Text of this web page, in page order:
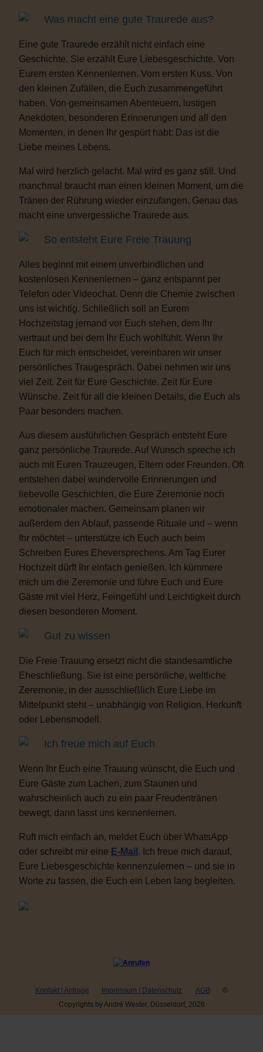
Was macht eine gute Traurede aus?
Eine gute Traurede erzählt nicht einfach eine
Geschichte. Sie erzählt Eure Liebesgeschichte. Von
Eurem ersten Kennenlernen. Vom ersten Kuss. Von
den kleinen Zufällen, die Euch zusammengeführt
haben. Von gemeinsamen Abenteuern, lustigen
Anekdoten, besonderen Erinnerungen und all den
Momenten, in denen Ihr gespürt habt: Das ist die
Liebe meines Lebens.
Mal wird herzlich gelacht. Mal wird es ganz still. Und
manchmal braucht man einen kleinen Moment, um die
Tränen der Rührung wieder einzufangen. Genau das
macht eine unvergessliche Traurede aus.
So entsteht Eure Freie Trauung
Alles beginnt mit einem unverbindlichen und
kostenlosen Kennenlernen – ganz entspannt per
Telefon oder Videochat. Denn die Chemie zwischen
uns ist wichtig. Schließlich soll an Eurem
Hochzeitstag jemand vor Euch stehen, dem Ihr
vertraut und bei dem Ihr Euch wohlfühlt. Wenn Ihr
Euch für mich entscheidet, vereinbaren wir unser
persönliches Traugespräch. Dabei nehmen wir uns
viel Zeit. Zeit für Eure Geschichte. Zeit für Eure
Wünsche. Zeit für all die kleinen Details, die Euch als
Paar besonders machen.
Aus diesem ausführlichen Gespräch entsteht Eure
ganz persönliche Traurede. Auf Wunsch spreche ich
auch mit Euren Trauzeugen, Eltern oder Freunden. Oft
entstehen dabei wundervolle Erinnerungen und
liebevolle Geschichten, die Eure Zeremonie noch
emotionaler machen. Gemeinsam planen wir
außerdem den Ablauf, passende Rituale und – wenn
Ihr möchtet – unterstütze ich Euch auch beim
Schreiben Eures Eheversprechens. Am Tag Eurer
Hochzeit dürft Ihr einfach genießen. Ich kümmere
mich um die Zeremonie und führe Euch und Eure
Gäste mit viel Herz, Feingefühl und Leichtigkeit durch
diesen besonderen Moment.
Gut zu wissen
Die Freie Trauung ersetzt nicht die standesamtliche
Eheschließung. Sie ist eine persönliche, weltliche
Zeremonie, in der ausschließlich Eure Liebe im
Mittelpunkt steht – unabhängig von Religion, Herkunft
oder Lebensmodell.
Ich freue mich auf Euch
Wenn Ihr Euch eine Trauung wünscht, die Euch und
Eure Gäste zum Lachen, zum Staunen und
wahrscheinlich auch zu ein paar Freudentränen
bewegt, dann lasst uns kennenlernen.
Ruft mich einfach an, meldet Euch über WhatsApp
oder schreibt mir eine E-Mail . Ich freue mich darauf,
Eure Liebesgeschichte kennenzulernen – und sie in
Worte zu fassen, die Euch ein Leben lang begleiten.
Kontakt | Anfrage Impressum | Datenschutz AGB
©
Copyrights by André Wester, Düsseldorf, 2026